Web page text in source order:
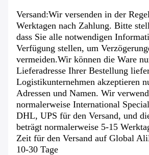
Versand:Wir versenden in der
Werktagen nach Zahlung. Bitte
dass Sie alle notwendigen
Verfügung stellen, um
vermeiden.Wir können die Ware
Lieferadresse Ihrer Bestellung
Logistikunternehmen akzeptieren
Adressen und Namen. Wir
normalerweise International
DHL, UPS für den Versand, und
beträgt normalerweise 5-15
Zeit für den Versand auf Global
10-30 Tage